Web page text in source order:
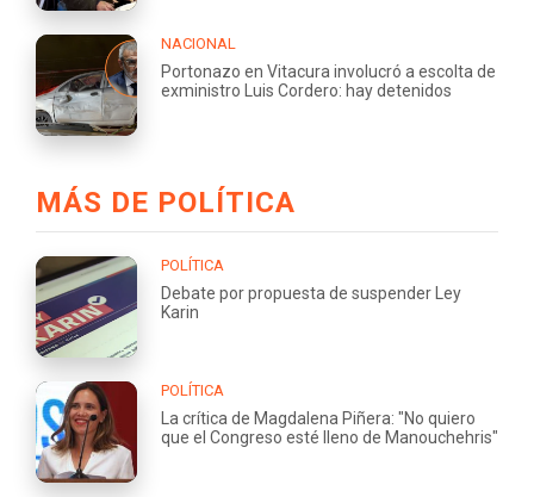
NACIONAL
Portonazo en Vitacura involucró a escolta de
exministro Luis Cordero: hay detenidos
MÁS DE POLÍTICA
POLÍTICA
Debate por propuesta de suspender Ley
Karin
POLÍTICA
La crítica de Magdalena Piñera: "No quiero
que el Congreso esté lleno de Manouchehris"